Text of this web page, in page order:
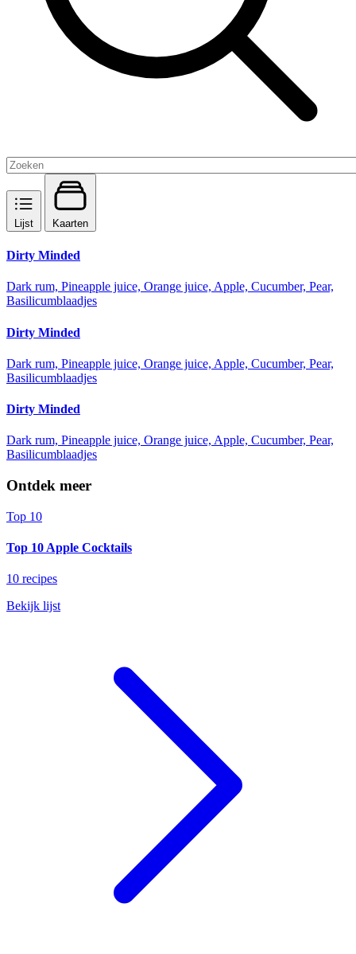
Lijst Kaarten
Dirty Minded
Dark rum, Pineapple juice, Orange juice, Apple, Cucumber, Pear,
Basilicumblaadjes
Dirty Minded
Dark rum, Pineapple juice, Orange juice, Apple, Cucumber, Pear,
Basilicumblaadjes
Dirty Minded
Dark rum, Pineapple juice, Orange juice, Apple, Cucumber, Pear,
Basilicumblaadjes
Ontdek meer
Top 10
Top 10 Apple Cocktails
10 recipes
Bekijk lijst